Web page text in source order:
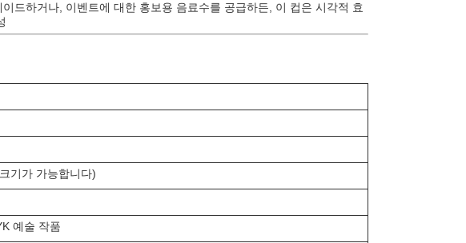
드하거나, 이벤트에 대한 홍보용 음료수를 공급하든, 이 컵은 시각적 효
기가 가능합니다)
예술 작품